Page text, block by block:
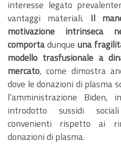
interesse legato
vantaggi materiali. Il
motivazione intrinseca
comportadunque una
modello trasfusionale a
mercato, come dimostra
dove le donazioni di plasma
l’amministrazione
introdotto sussidi
convenienti rispetto ai
donazioni di plasma.